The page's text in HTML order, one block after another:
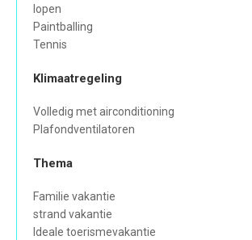
lopen
Paintballing
Tennis
Klimaatregeling
Volledig met airconditioning
Plafondventilatoren
Thema
Familie vakantie
strand vakantie
Ideale toerismevakantie